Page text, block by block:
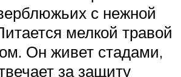
с нежной
мелкой травой
Он живет стадами,
за защиту